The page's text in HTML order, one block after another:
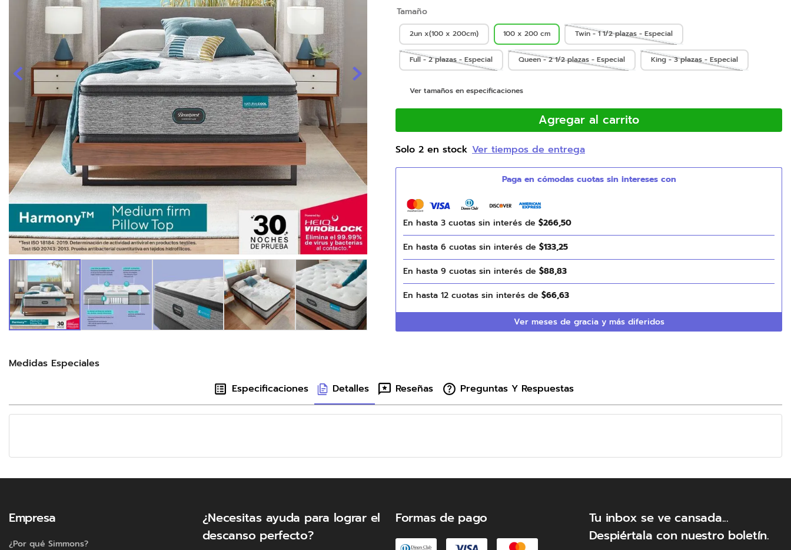
Tamaño
2un x(100 x 200cm) 100 x 200 cm Twin - 1 1/2 plazas - Especial
Full - 2 plazas - Especial Queen - 2 1/2 plazas - Especial King - 3 plazas - Especial
Ver tamaños en especificaciones
Agregar al carrito
Solo 2 en stock Ver tiempos de entrega
En hasta 3 cuotas sin interés de $266,50
En hasta 6 cuotas sin interés de $133,25
En hasta 9 cuotas sin interés de $88,83
En hasta 12 cuotas sin interés de $66,63
Ver meses de gracia y más diferidos
Medidas Especiales
Especificaciones
Detalles Reseñas Preguntas Y Respuestas
Empresa
¿Por qué Simmons?
¿Necesitas ayuda para lograr el
descanso perfecto?
Formas de pago
Tu inbox se ve cansada...
Despiértala con nuestro boletín.
9.
natasha
10. camas